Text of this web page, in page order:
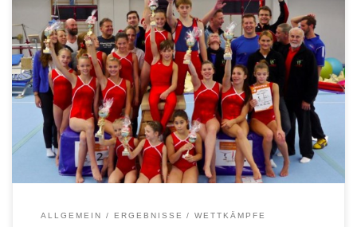
Am 27.09.2015 fand der erste Wettkampf im Leistungszentrum La
Ville statt. Der 1. Union West-Wien La Ville Nachwuchscup 2015
Durch den frühen Saisonstart und der dadurch entstandenen
ungenügenden Vorbereitungszeit der Athleten, meldeten leider nur
wenige Vereine ihre Aktiven zu diesem neu ins Leben gerufenen
hochwertigen Kür-Wettkampf für Nachwuchsturnerinnen und
Nachwuchsturner in Österreich an. Dazu kamen noch […]
ALLGEMEIN ERGEBNISSE WETTKÄMPFE